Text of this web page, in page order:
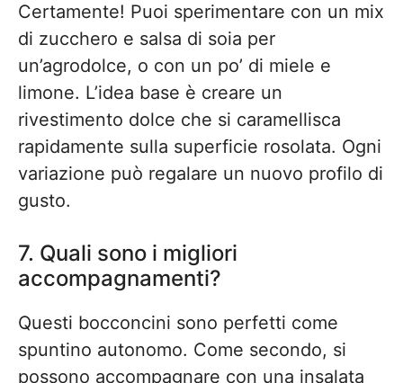
Certamente! Puoi sperimentare con un mix
di zucchero e salsa di soia per
un’agrodolce, o con un po’ di miele e
limone. L’idea base è creare un
rivestimento dolce che si caramellisca
rapidamente sulla superficie rosolata. Ogni
variazione può regalare un nuovo profilo di
gusto.
7. Quali sono i migliori
accompagnamenti?
Questi bocconcini sono perfetti come
spuntino autonomo. Come secondo, si
possono accompagnare con una insalata